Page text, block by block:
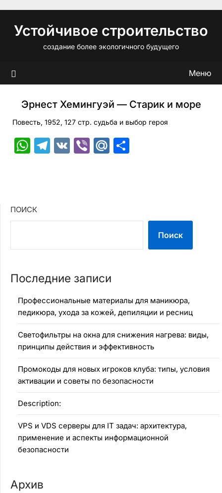
содержимому
Устойчивое строительство
создание более экологичного будущего
Меню
Эрнест Хемингуэй — Старик и море
Повесть, 1952, 127 стр. судьба и выбор героя
WhatsApp
Telegram
VK ViberMail.Ru
ПОИСК
Поиск
Последние записи
Профессиональные материалы для маникюра,
педикюра, ухода за кожей, депиляции и ресниц
Светофильтры на окна для снижения нагрева: виды,
принципы действия и эффективность
Промокоды для новых игроков клуба: типы, условия
активации и советы по безопасности
Description:
VPS и VDS серверы для IT задач: архитектура,
применение и аспекты информационной
безопасности
Архив